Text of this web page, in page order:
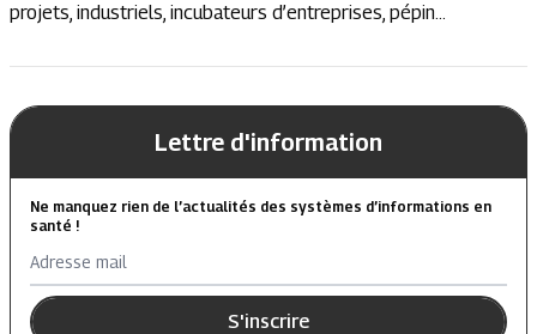
projets, industriels, incubateurs d’entreprises, pépin...
Lettre d'information
Ne manquez rien de l’actualités des systèmes d’informations en
santé !
Adresse mail
S'inscrire